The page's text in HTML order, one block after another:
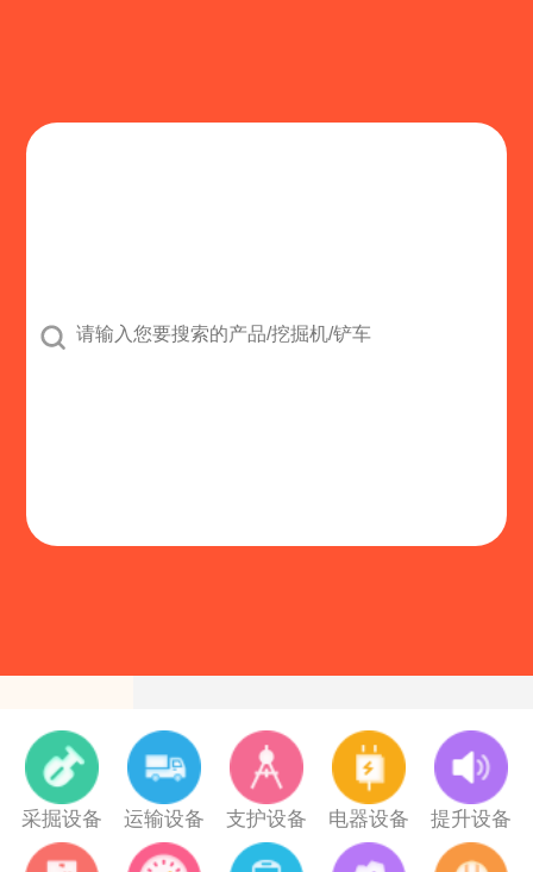

采掘设备 运输设备 支护设备 电器设备 提升设备